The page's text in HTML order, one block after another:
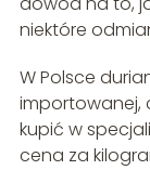
niektóre
W Polsce
importowanej,
kupić w
cena za